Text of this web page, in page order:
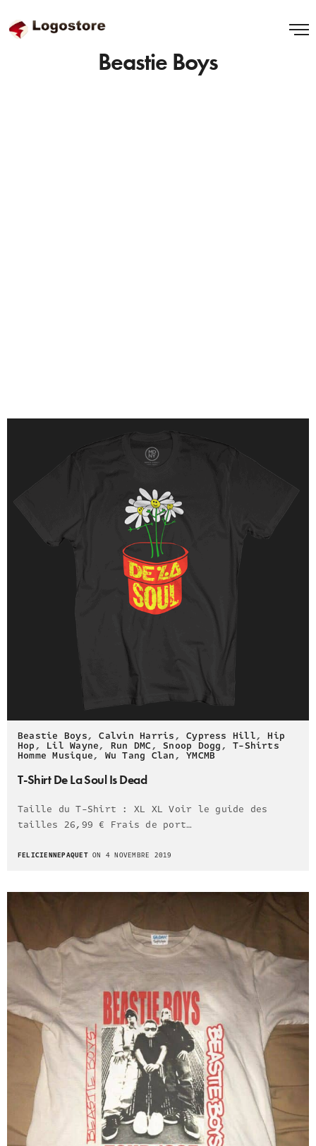
Beastie Boys
Beastie Boys,Calvin Harris,Cypress Hill,Hip
Hop, Lil Wayne, Run DMC,Snoop Dogg,T-Shirts
Homme Musique, Wu Tang Clan,YMCMB
T-Shirt De La Soul Is Dead
Taille du T-Shirt : XL XL Voir le guide des
tailles 26,99 € Frais de port…
FELICIENNEPAQUETON 4 NOVEMBRE 2019